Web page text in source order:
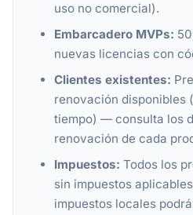
uso no comercial).
Embarcadero MVPs:
nuevas licencias con
Clientes existentes:
renovación disponibles
tiempo) — consulta los
renovación de cada
Impuestos: Todos los
sin impuestos
impuestos locales